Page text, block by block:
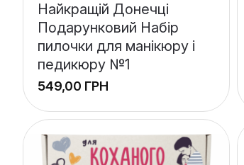
Найкращій Донечці
Подарунковий Набір
пилочки для манікюру і
педикюру №1
ГРН